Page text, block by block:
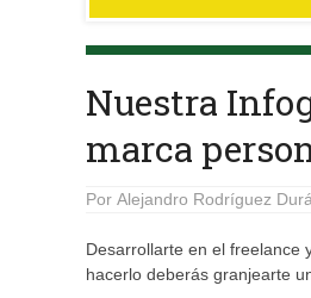
Nuestra
marca
Por Alejandro Rodríguez
Desarrollarte en el freelance
hacerlo deberás granjearte